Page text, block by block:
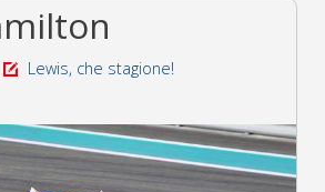
Lewis, che stagione!